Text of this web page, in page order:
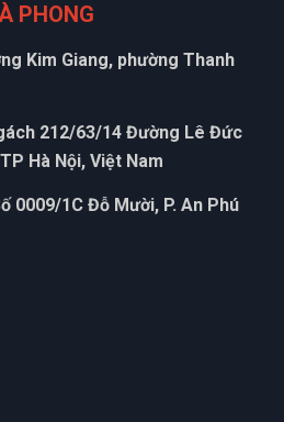
PHONG
Kim Giang, phường Thanh
212/63/14 Đường Lê Đức
Hà Nội, Việt Nam
0009/1C Đỗ Mười, P. An Phú